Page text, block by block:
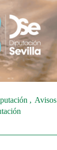
Avisos